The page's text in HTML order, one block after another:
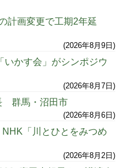
計画変更で工期2年延
2026年8月9日
かす会」がシンポジウ
2026年8月7日
群馬・沼田市
2026年8月6日
「川とひとをみつめ
2026年8月2日